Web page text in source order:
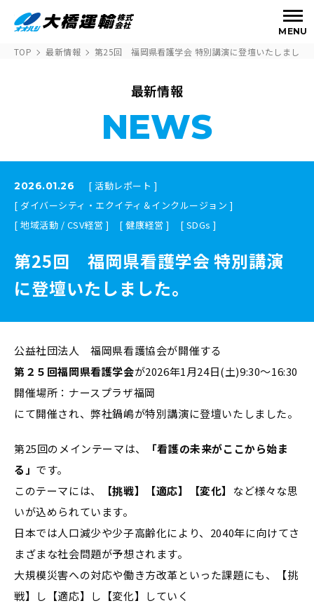
MENU
TOP 最新情報 第25回 福岡県看護学会 特別講演に登壇いたしました
最新情報
NEWS
2026.01.26
[ 活動レポート ]
[ ダイバーシティ・エクイティ＆インクルージョン ]
[ 地域活動 / CSV経営 ]
[ 健康経営 ] [ SDGs ]
第25回 福岡県看護学会 特別講演
に登壇いたしました。
公益社団法人 福岡県看護協会が開催する
第２５回福岡県看護学会が2026年1月24日(土)9:30～16:30
開催場所：ナースプラザ福岡
にて開催され、弊社鍋嶋が特別講演に登壇いたしました。
第25回のメインテーマは、
「看護の未来がここから始ま
る」 です。
このテーマには、
【挑戦】【適応】【変化】 など様々な思
いが込められています。
日本では人口減少や少子高齢化により、2040年に向けてさ
まざまな社会問題が予想されます。
大規模災害への対応や働き方改革といった課題にも、【挑
戦】し【適応】し【変化】していく